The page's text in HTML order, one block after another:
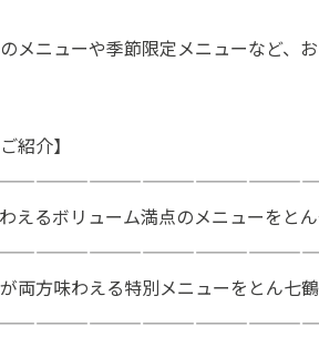
メニューや季節限定メニューなど、
紹介】
えるボリューム満点のメニューをと
両方味わえる特別メニューをとん七